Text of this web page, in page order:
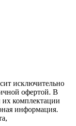
исключительно
офертой. В
их комплектации
информация.